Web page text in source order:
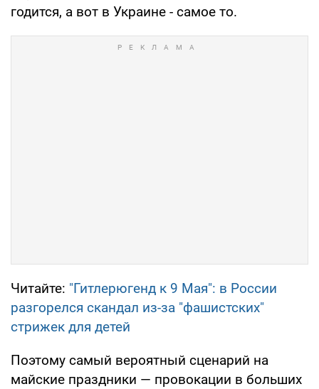
годится, а вот в Украине - самое то.
Читайте: "Гитлерюгенд к 9 Мая": в России
разгорелся скандал из-за "фашистских"
стрижек для детей
Поэтому самый вероятный сценарий на
майские праздники — провокации в больших